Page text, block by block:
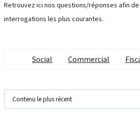
Retrouvez ici nos questions/réponses afin
interrogations les plus courantes.
Social Commercial